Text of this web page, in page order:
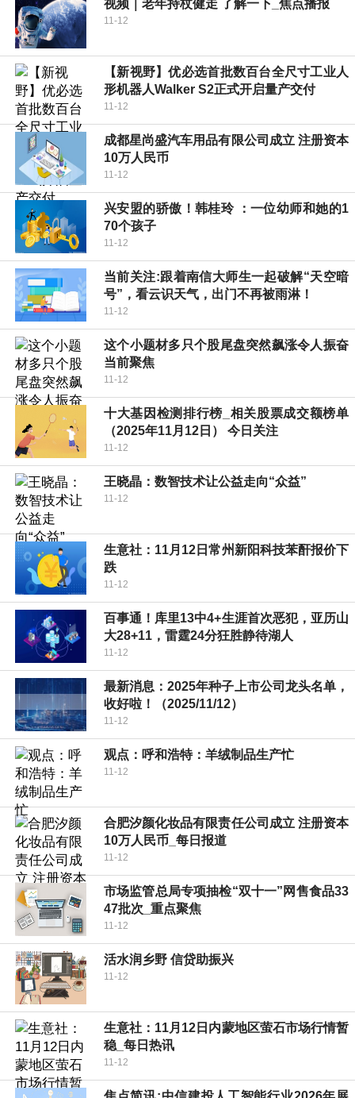
视频｜老年持杖健走 了解一下_焦点播报
11-12
【新视野】优必选首批数百台全尺寸工业人
形机器人Walker S2正式开启量产交付
11-12
成都星尚盛汽车用品有限公司成立 注册资本
10万人民币
11-12
兴安盟的骄傲！韩桂玲 ：一位幼师和她的1
70个孩子
11-12
当前关注:跟着南信大师生一起破解“天空暗
号”，看云识天气，出门不再被雨淋！
11-12
这个小题材多只个股尾盘突然飙涨令人振奋
当前聚焦
11-12
十大基因检测排行榜_相关股票成交额榜单
（2025年11月12日） 今日关注
11-12
王晓晶：数智技术让公益走向“众益”
11-12
生意社：11月12日常州新阳科技苯酐报价下
跌
11-12
百事通！库里13中4+生涯首次恶犯，亚历山
大28+11，雷霆24分狂胜静待湖人
11-12
最新消息：2025年种子上市公司龙头名单，
收好啦！（2025/11/12）
11-12
观点：呼和浩特：羊绒制品生产忙
11-12
合肥汐颜化妆品有限责任公司成立 注册资本
10万人民币_每日报道
11-12
市场监管总局专项抽检“双十一”网售食品33
47批次_重点聚焦
11-12
活水润乡野 信贷助振兴
11-12
生意社：11月12日内蒙地区萤石市场行情暂
稳_每日热讯
11-12